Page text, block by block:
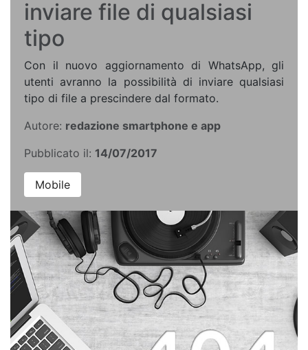
inviare file di qualsiasi
tipo
Con il nuovo aggiornamento di WhatsApp, gli
utenti avranno la possibilità di inviare qualsiasi
tipo di file a prescindere dal formato.
Autore: redazione smartphone e app
Pubblicato il: 14/07/2017
Mobile